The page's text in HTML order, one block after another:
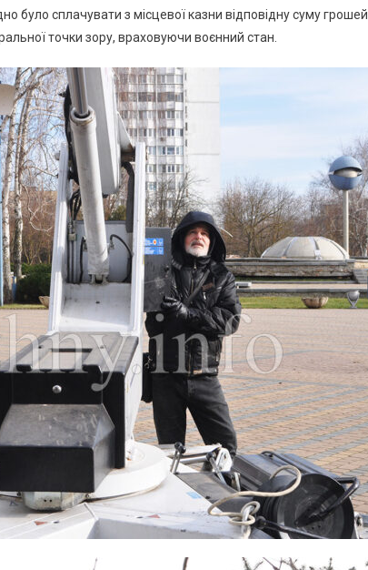
Біля
ПК
Створили
Фотозону
До
Дня
Святого
Миколая
(фото)
було сплачувати з місцевої казни відповідну суму грошей
точки зору, враховуючи воєнний стан.